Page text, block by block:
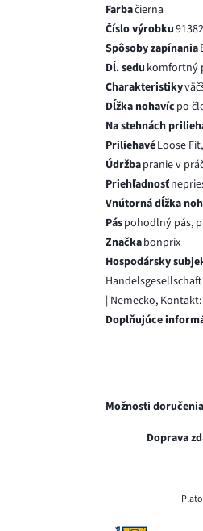
Farbačierna
Číslo výrobku
Spôsoby zapínania
Dĺ. sedu komfortný
Charakteristiky
Dĺžka nohavíc po
Na stehnách
PriliehavéLoose
Údržbapranie v
Priehľadnosť
Vnútorná dĺžka
Páspohodlný pás,
Značkabonprix
Hospodársky
| Nemecko,
Doplňujúce
Možnosti doručenia
Doprava